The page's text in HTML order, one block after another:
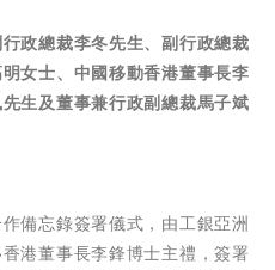
政總裁李冬先生、副行政總裁
女士、中國移動香港董事長李
生及董事兼行政副總裁馬子斌
備忘錄簽署儀式，由工銀亞洲
港董事長李鋒博士主禮，簽署